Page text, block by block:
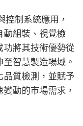
制系統應用，
組裝、視覺檢
將其技術優勢從
智慧製造場域。
質檢測，並賦予
動的市場需求，